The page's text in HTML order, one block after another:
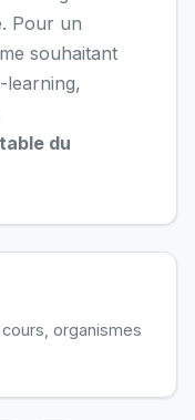
Pour un
souhaitant
learning,
du
organismes